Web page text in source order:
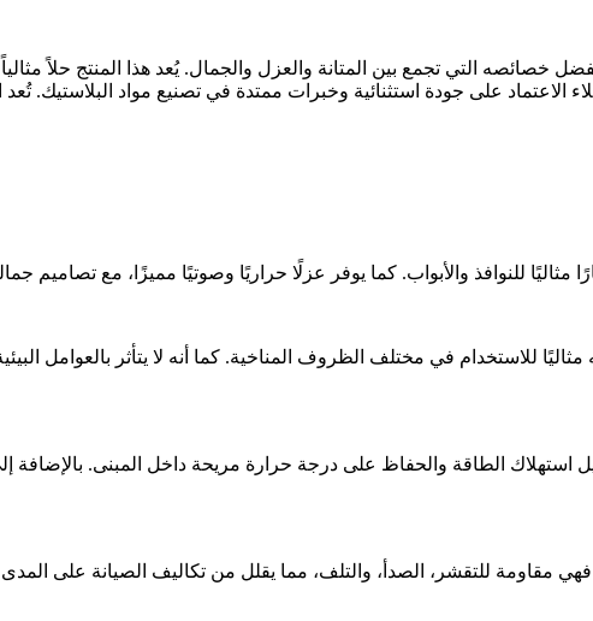
بفضل خصائصه التي تجمع بين المتانة والعزل والجمال. يُعد هذا المنتج حلاً
الاعتماد على جودة استثنائية وخبرات ممتدة في تصنيع مواد البلاستيك.
للاستخدام في مختلف الظروف المناخية. كما أنه لا يتأثر بالعوامل
الطاقة والحفاظ على درجة حرارة مريحة داخل المبنى. بالإضافة إلى
مقاومة للتقشر، الصدأ، والتلف، مما يقلل من تكاليف الصيانة على